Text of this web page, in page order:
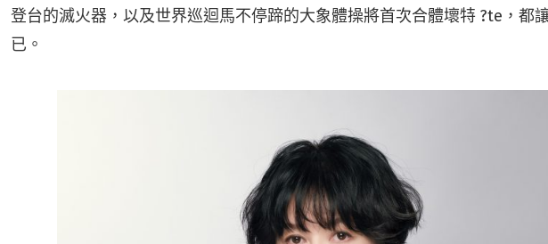
登台的滅火器，以及世界巡迴馬不停蹄的大象體操將首次合體壞特 ?te，都
已。